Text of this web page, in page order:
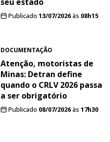
Publicado 13/07/2026às 08h15
DOCUMENTAÇÃO
Atenção, motoristas de
Minas: Detran define
quando o CRLV 2026 passa
a ser obrigatório
Publicado 08/07/2026às 17h30